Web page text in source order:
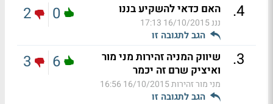
4
. האם כדאי להשקיע בננו
נננ16/10/2015 17:13
הגב לתגובה זו
0
2
3
.
שיווק המניה זהירות מני מור
ואיציק שרם זה יכמר
מני מור זהירות16/10/2015 16:56
הגב לתגובה זו
6
3